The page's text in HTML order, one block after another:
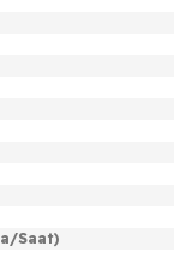
Saat)